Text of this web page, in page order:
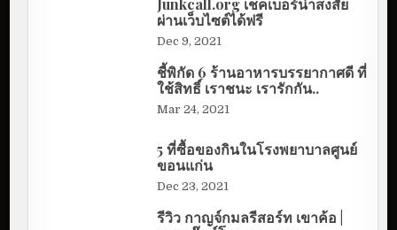
Junkcall.org เช็คเบอร์น่าสงสัย
ผ่านเว็บไซต์ได้ฟรี
Dec 9, 2021
ชี้พิกัด 6 ร้านอาหารบรรยากาศดี ที่
ใช้สิทธิ์ เราชนะ เรารักกัน..
Mar 24, 2021
5 ที่ซื้อของกินในโรงพยาบาลศูนย์
ขอนแก่น
Dec 23, 2021
รีวิว กาญจ์กมลรีสอร์ท เขาค้อ |